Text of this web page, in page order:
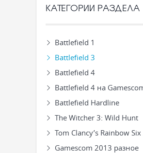
КАТЕГОРИИ РАЗДЕЛА
Battlefield 1
Battlefield 3
Battlefield 4
Battlefield 4 на
Battlefield Hardline
The Witcher 3: Wild Hunt
Tom Clancy’s Rainbow Six
Gamescom 2013 разное